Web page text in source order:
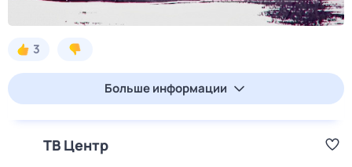
3
Больше информации
ТВ Центр